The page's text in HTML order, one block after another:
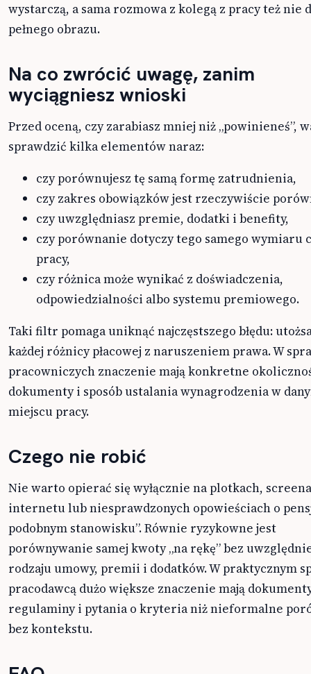
wystarczą, a sama rozmowa z kolegą z pracy też nie
pełnego obrazu.
Na co zwrócić uwagę, zanim
wyciągniesz wnioski
Przed oceną, czy zarabiasz mniej niż „powinieneś”,
sprawdzić kilka elementów naraz:
czy porównujesz tę samą formę zatrudnienia,
czy zakres obowiązków jest rzeczywiście
czy uwzględniasz premie, dodatki i benefity,
czy porównanie dotyczy tego samego wymiaru
pracy,
czy różnica może wynikać z doświadczenia,
odpowiedzialności albo systemu premiowego.
Taki filtr pomaga uniknąć najczęstszego błędu:
każdej różnicy płacowej z naruszeniem prawa. W
pracowniczych znaczenie mają konkretne
dokumenty i sposób ustalania wynagrodzenia w
miejscu pracy.
Czego nie robić
Nie warto opierać się wyłącznie na plotkach,
internetu lub niesprawdzonych opowieściach o
podobnym stanowisku”. Równie ryzykowne jest
porównywanie samej kwoty „na rękę” bez
rodzaju umowy, premii i dodatków. W praktycznym
pracodawcą dużo większe znaczenie mają
regulaminy i pytania o kryteria niż nieformalne
bez kontekstu.